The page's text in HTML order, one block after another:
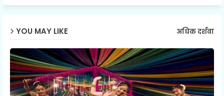
YOU MAY LIKE अधिक दर्शवा